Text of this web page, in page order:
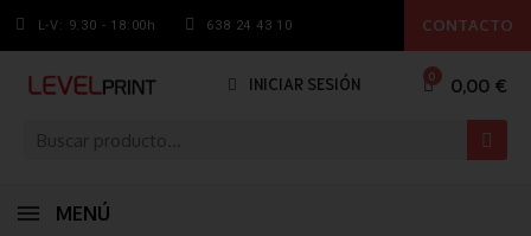
L-V: 9.30 - 18:00h 638 24 43 10 CONTACTO
INICIAR SESIÓN 0,00 €
MENÚ